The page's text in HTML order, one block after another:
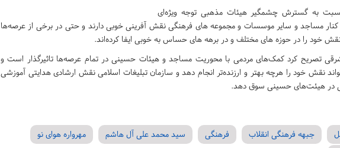
نسبت به گسترش چشمگیر هیئات مذهبی توجه ویژه‌ای
مساجد و سایر موسسات و مجموعه های فرهنگی نقش آفرینی خوبی دارند و حتی در برخی از عرصه‌ها
خود را در حوزه های مختلف و در برهه های حساس به خوبی ایفا کرده‌اند.
شرقی تصریح کرد کمک‌های مردمی با محوریت مساجد و هیئات حسینی در تمام عرصه‌ها تاثیرگذار است و
نقش خود را هرچه بهتر و ارزنده‌تر انجام دهد و سازمان تبلیغات اسلامی نقش ارشادی هدایتی آموزشی
در هیئت‌های حسینی سوق دهد.
جبهه فرهنگی انقلاب فرهنگی سید محمد علی آل هاشم
مهرواره هوای نو